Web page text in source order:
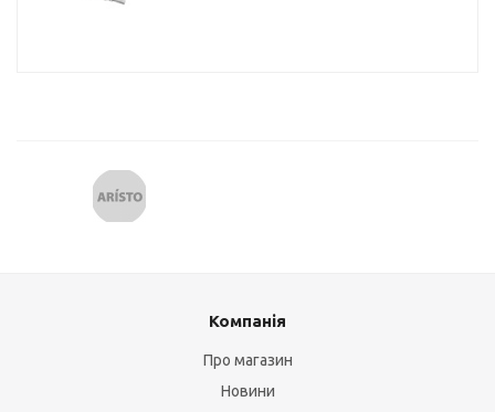
Компанія
Про магазин
Новини